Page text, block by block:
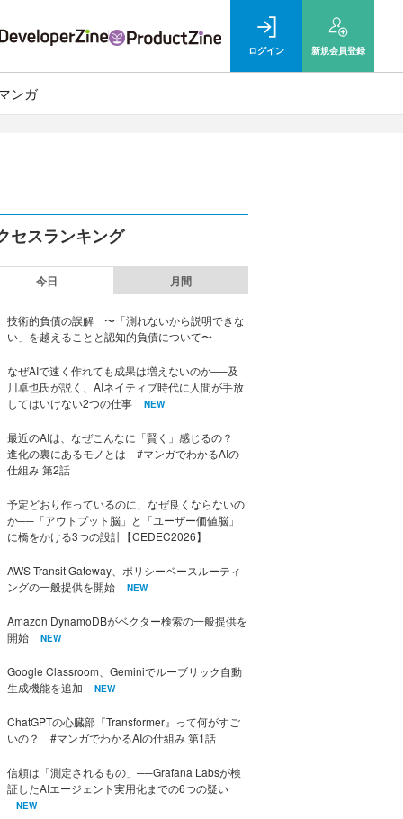
ログイン 新規会員登録
ンガ
セスランキング
今日 月間
技術的負債の誤解 〜「測れないから説明できな
い」を越えることと認知的負債について〜
なぜAIで速く作れても成果は増えないのか──及
川卓也氏が説く、AIネイティブ時代に人間が手放
してはいけない2つの仕事
NEW
最近のAIは、なぜこんなに「賢く」感じるの？
進化の裏にあるモノとは #マンガでわかるAIの
仕組み 第2話
予定どおり作っているのに、なぜ良くならないの
か──「アウトプット脳」と「ユーザー価値脳」
に橋をかける3つの設計【CEDEC2026】
AWS Transit Gateway、ポリシーベースルーティ
ングの一般提供を開始
NEW
Amazon DynamoDBがベクター検索の一般提供を
開始
NEW
Google Classroom、Geminiでルーブリック自動
生成機能を追加
NEW
ChatGPTの心臓部『Transformer』って何がすご
いの？ #マンガでわかるAIの仕組み 第1話
信頼は「測定されるもの」──Grafana Labsが検
証したAIエージェント実用化までの6つの疑い
NEW